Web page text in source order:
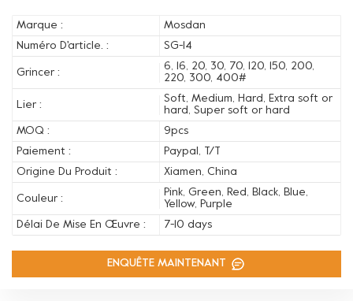
Marque :
Mosdan
Numéro D'article. :
SG-14
Grincer :
6, 16, 20, 30, 70, 120, 150, 200,
220, 300, 400#
Lier :
Soft, Medium, Hard, Extra soft or
hard, Super soft or hard
MOQ :
9pcs
Paiement :
Paypal, T/T
Origine Du Produit :
Xiamen, China
Couleur :
Pink, Green, Red, Black, Blue,
Yellow, Purple
Délai De Mise En Œuvre :
7-10 days
ENQUÊTE MAINTENANT